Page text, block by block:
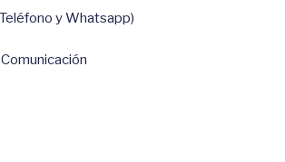
y Whatsapp)